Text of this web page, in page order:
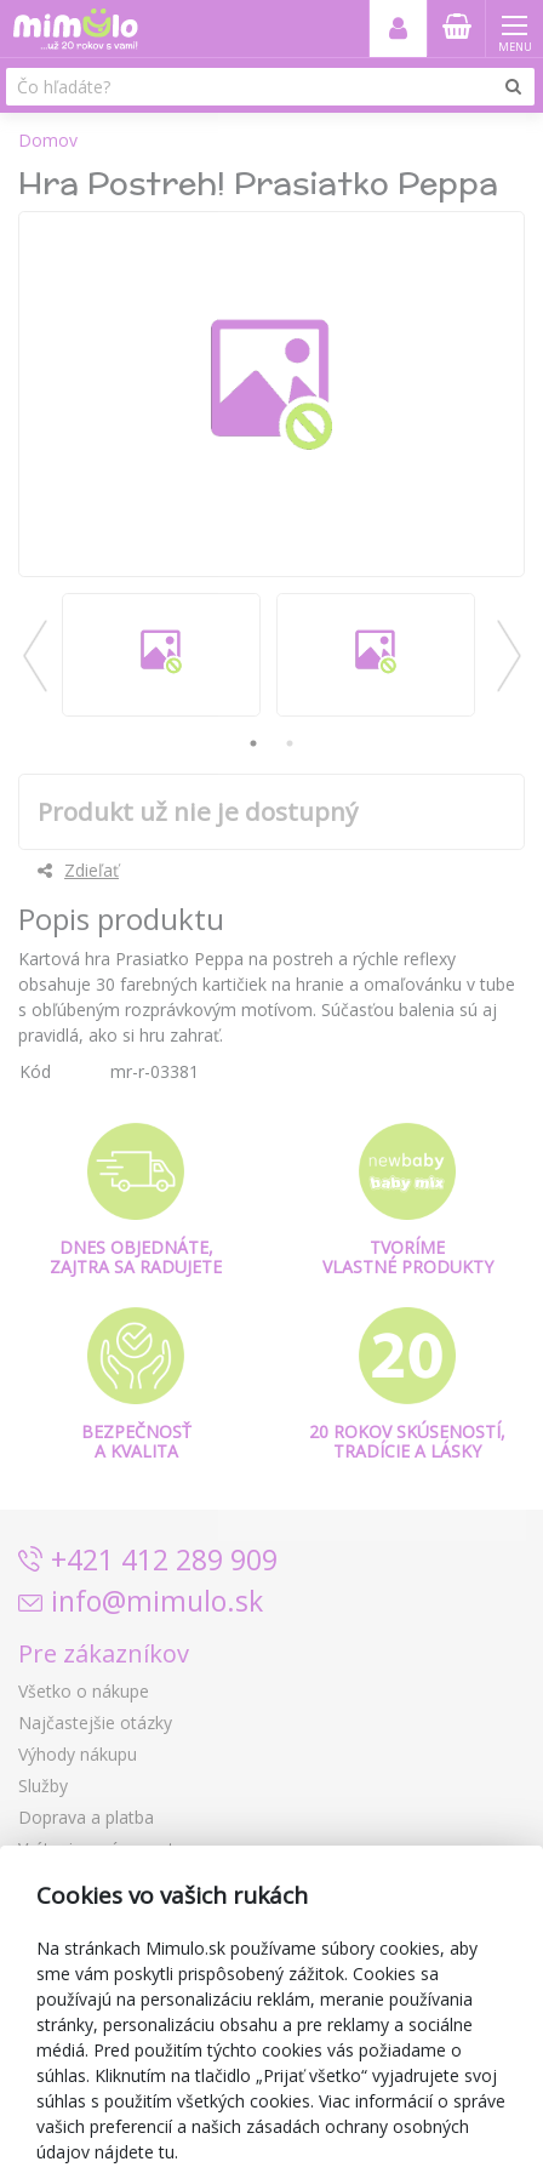
MENU
Domov
Hra Postreh! Prasiatko Peppa
Produkt už nie je dostupný
Zdieľať
Popis produktu
Kartová hra Prasiatko Peppa na postreh a rýchle reflexy
obsahuje 30 farebných kartičiek na hranie a omaľovánku v tube
s obľúbeným rozprávkovým motívom. Súčasťou balenia sú aj
pravidlá, ako si hru zahrať.
Kód
mr-r-03381
DNES OBJEDNÁTE,
ZAJTRA SA RADUJETE
TVORÍME
VLASTNÉ PRODUKTY
BEZPEČNOSŤ
A KVALITA
20 ROKOV SKÚSENOSTÍ,
TRADÍCIE A LÁSKY
+421 412 289 909
info@mimulo.sk
Pre zákazníkov
Všetko o nákupe
Najčastejšie otázky
Výhody nákupu
Služby
Doprava a platba
Vrátenie a výmena tovaru
Reklamácia
Darčekové poukážky
Zľavové kupóny
Blog
O predajcovi
Mimulo.sk
Obchodné podmienky
Ochrana osobných údajov GDPR
Kontakty
Cookies vo vašich rukách
Na stránkach Mimulo.sk používame súbory cookies, aby
sme vám poskytli prispôsobený zážitok. Cookies sa
používajú na personalizáciu reklám, meranie používania
stránky, personalizáciu obsahu a pre reklamy a sociálne
médiá. Pred použitím týchto cookies vás požiadame o
súhlas. Kliknutím na tlačidlo „Prijať všetko“ vyjadrujete svoj
súhlas s použitím všetkých cookies. Viac informácií o správe
vašich preferencií a našich zásadách ochrany osobných
údajov nájdete tu.